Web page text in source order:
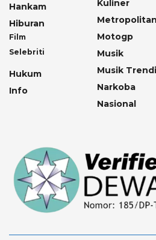
Hankam
Hiburan
Film
Selebriti
Hukum
Info
Kuliner
Metropolitan
Motogp
Musik
Musik
Narkoba
Nasional